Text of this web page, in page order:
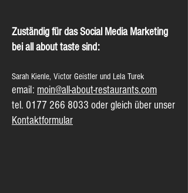
Zuständig für das Social Media Marketing
bei all about taste sind:
Sarah Kienle, Victor Geistler und Lela Turek
email: moin@all-about-restaurants.com
tel. 0177 266 8033 oder gleich über unser
Kontaktformular